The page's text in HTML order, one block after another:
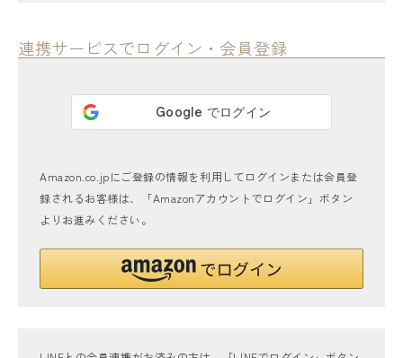
会員ステージ特典プログラムについて
連携サービスでログイン・会員登録
Amazon.co.jpにご登録の情報を利用してログインまたは会員登
録されるお客様は、「Amazonアカウントでログイン」ボタン
よりお進みください。